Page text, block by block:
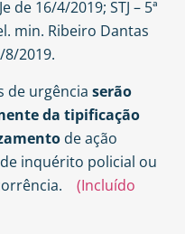
de 16/4/2019; STJ – 5ª
min. Ribeiro Dantas
8/2019.
de urgência serão
da tipificação
de ação
inquérito policial ou
(Incluído